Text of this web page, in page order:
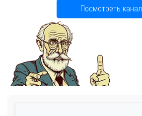
Посмотреть канал